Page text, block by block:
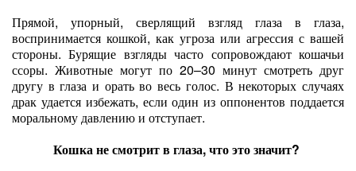
Прямой, упорный, сверлящий взгляд глаза в глаза,
воспринимается кошкой, как угроза или агрессия с вашей
стороны. Бурящие взгляды часто сопровождают кошачьи
ссоры. Животные могут по 20–30 минут смотреть друг
другу в глаза и орать во весь голос. В некоторых случаях
драк удается избежать, если один из оппонентов поддается
моральному давлению и отступает.
Кошка не смотрит в глаза, что это значит?